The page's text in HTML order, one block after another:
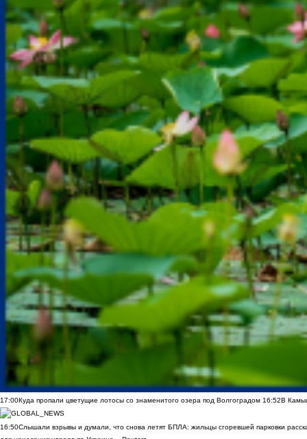
17:00Куда пропали цветущие лотосы со знаменитого озера под Волгоградом 16:52В
16:50Слышали взрывы и думали, что снова летят БПЛА: жильцы сгоревшей парковки